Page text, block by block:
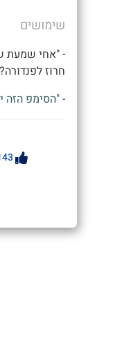
שימושים
- "אחי שמעת
חרוז
- "הסימפ הזה